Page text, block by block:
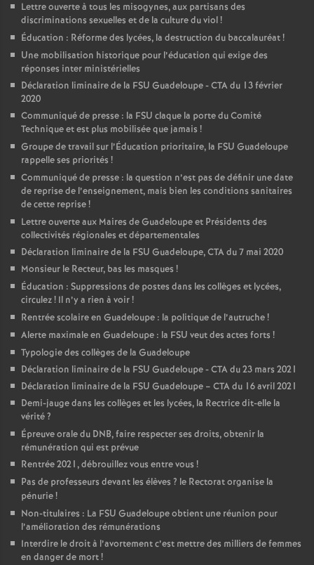
Lettre ouverte à tous les misogynes, aux partisans des
discriminations sexuelles et de la culture du viol!
Éducation : Réforme des lycées, la destruction du baccalauréat!
Une mobilisation historique pour l’éducation qui exige des
réponses inter ministérielles
Déclaration liminaire de la FSU Guadeloupe - CTA du 13 février
2020
Communiqué de presse : la FSU claque la porte du Comité
Technique et est plus mobilisée que jamais !
Groupe de travail sur l’Éducation prioritaire, la FSU Guadeloupe
rappelle ses priorités !
Communiqué de presse : la question n’est pas de définir une date
de reprise de l’enseignement, mais bien les conditions sanitaires
de cette reprise!
Lettre ouverte aux Maires de Guadeloupe et Présidents des
collectivités régionales et départementales
Déclaration liminaire de la FSU Guadeloupe, CTA du 7 mai 2020
Monsieur le Recteur, bas les masques !
Éducation : Suppressions de postes dans les collèges et lycées,
circulez! Il n’y a rien à voir!
Rentrée scolaire en Guadeloupe : la politique de l’autruche!
Alerte maximale en Guadeloupe : la FSU veut des actes forts !
Typologie des collèges de la Guadeloupe
Déclaration liminaire de la FSU Guadeloupe - CTA du 23 mars 2021
Déclaration liminaire de la FSU Guadeloupe – CTA du 16 avril 2021
Demi-jauge dans les collèges et les lycées, la Rectrice dit-elle la
vérité?
Épreuve orale du DNB, faire respecter ses droits, obtenir la
rémunération qui est prévue
Rentrée 2021, débrouillez vous entre vous !
Pas de professeurs devant les élèves ? le Rectorat organise la
pénurie!
Non-titulaires : La FSU Guadeloupe obtient une réunion pour
l’amélioration des rémunérations
Interdire le droit à l’avortement c’est mettre des milliers de femmes
en danger de mort!